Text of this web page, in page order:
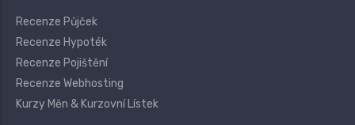
Recenze Půjček
Recenze Hypoték
Recenze Pojištění
Recenze Webhosting
Kurzy Měn & Kurzovní Lístek